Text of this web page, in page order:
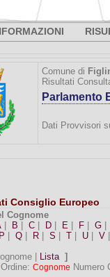
Comune di
Risultati
Parlamento
Dati Provvisori
Consiglio Europeo
Cognome
B C D E F G
P Q R S T U V
| Lista ]
Ordine: Cognome Numero